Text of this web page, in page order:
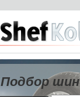
Подбор шин